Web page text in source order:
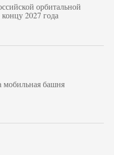
орбитальной
2027 года
мобильная башня